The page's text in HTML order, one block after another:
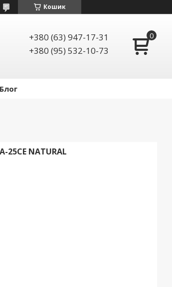
Кошик
+380 (63) 947-17-31
+380 (95) 532-10-73
Блог
25CE NATURAL